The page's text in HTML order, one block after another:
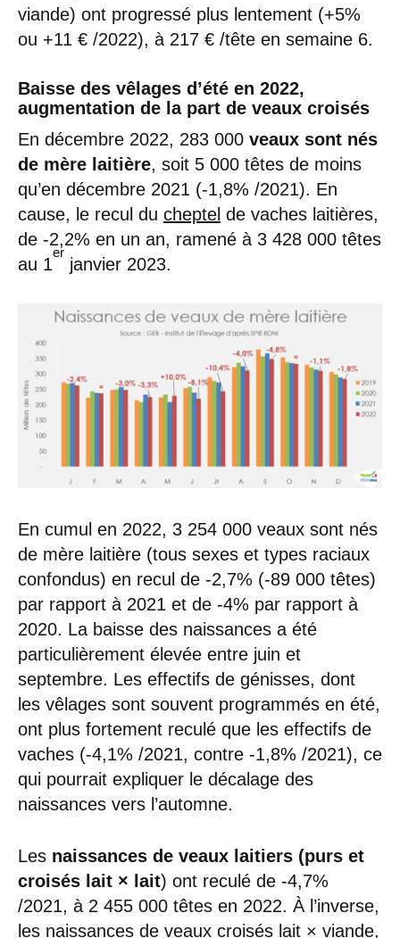
viande) ont progressé plus lentement (+5%
ou +11 € /2022), à 217 € /tête en semaine 6.
Baisse des vêlages d’été en 2022,
augmentation de la part de veaux croisés
En décembre 2022, 283 000 veaux sont nés
de mère laitière, soit 5 000 têtes de moins
qu’en décembre 2021 (-1,8% /2021). En
cause, le recul du cheptel de vaches laitières,
de -2,2% en un an, ramené à 3 428 000 têtes
au 1
er
janvier 2023.
En cumul en 2022, 3 254 000 veaux sont nés
de mère laitière (tous sexes et types raciaux
confondus) en recul de -2,7% (-89 000 têtes)
par rapport à 2021 et de -4% par rapport à
2020. La baisse des naissances a été
particulièrement élevée entre juin et
septembre. Les effectifs de génisses, dont
les vêlages sont souvent programmés en été,
ont plus fortement reculé que les effectifs de
vaches (-4,1% /2021, contre -1,8% /2021), ce
qui pourrait expliquer le décalage des
naissances vers l’automne.
Les naissances de veaux laitiers (purs et
croisés lait × lait) ont reculé de -4,7%
/2021, à 2 455 000 têtes en 2022. À l’inverse,
les naissances de veaux croisés lait × viande,